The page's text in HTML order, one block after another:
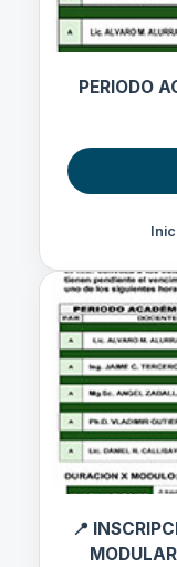
PERIODO
📍